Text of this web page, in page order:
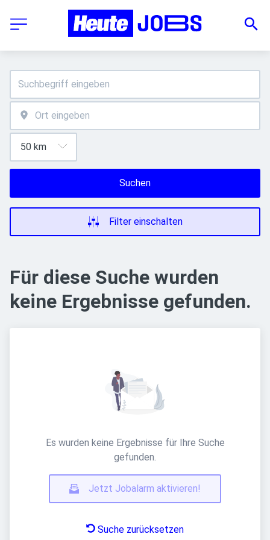
Suchen
Filter einschalten
Für diese Suche wurden
keine Ergebnisse gefunden.
Es wurden keine Ergebnisse für Ihre Suche
gefunden.
Jetzt Jobalarm aktivieren!
Suche zurücksetzen